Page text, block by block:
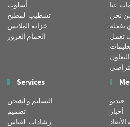
أسلوب
تشطيب المطبخ
خزانة الملابس
الحمام الغرور
عنا
نحن
نفعله
تعمل
Services
التسليم والشحن
تصميم
إرشادات القياس
فيديو
أخبار